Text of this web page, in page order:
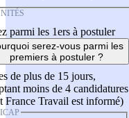
parmi les 1ers à postuler
serez-vous parmi les
premiers à postuler ?
de plus de 15 jours,
moins de 4 candidatures
France Travail est informé)